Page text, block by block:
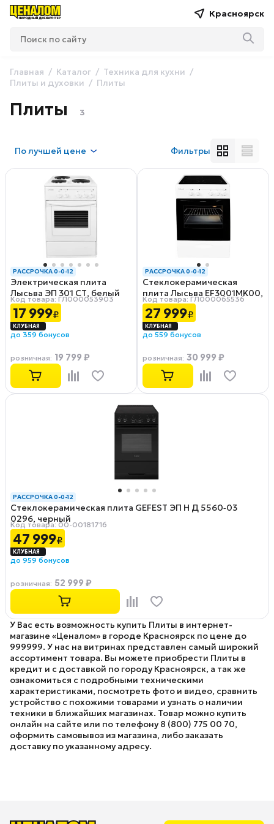
Красноярск
Главная Каталог
Техника для кухни
Плиты и духовки
Плиты
Плиты 3
Получшей цене Фильтры
РАССРОЧКА 0-0-12
Электрическая плита
Лысьва ЭП 301 СТ, белый
Код товара: ГЛ000053903
17 999₽
до 359 бонусов
розничная: 19 799 ₽
РАССРОЧКА 0-0-12
Стеклокерамическая
плита Лысьва EF3001MK00,
белый
Код товара: ГЛ000065536
27 999₽
до 559 бонусов
розничная: 30 999 ₽
РАССРОЧКА 0-0-12
Стеклокерамическая плита GEFEST ЭП Н Д 5560‑03
0296, черный
Код товара: 00-00181716
47 999₽
до 959 бонусов
розничная: 52 999 ₽
У Вас есть возможность купить Плиты в интернет-
магазине «Ценалом» в городе Красноярск по цене до
999999. У нас на витринах представлен самый широкий
ассортимент товара. Вы можете приобрести Плиты в
кредит и с доставкой по городу Красноярск, а так же
ознакомиться с подробными техническими
характеристиками, посмотреть фото и видео, сравнить
устройство с похожими товарами и узнать о наличии
техники в ближайших магазинах. Товар можно купить
онлайн на сайте или по телефону 8 (800) 775 00 70,
оформить самовывоз из магазина, либо заказать
доставку по указанному адресу.